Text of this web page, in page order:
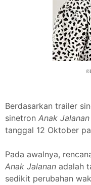
Berdasarkan trailer
sinetron Anak Jalanan
tanggal 12 Oktober
Pada awalnya,
Anak Jalanan adalah
sedikit perubahan